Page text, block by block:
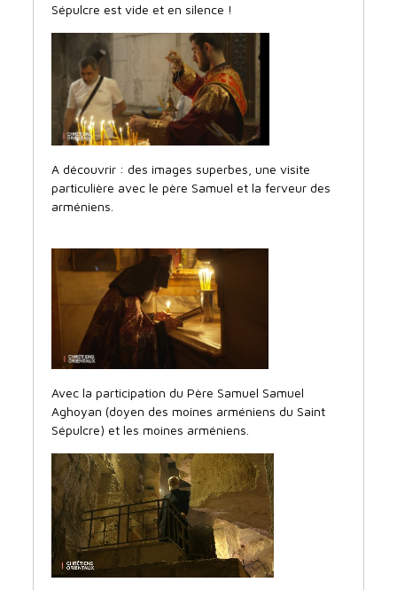
Sépulcre est vide et en silence !
A découvrir : des images superbes, une visite
particulière avec le père Samuel et la ferveur des
arméniens.
Avec la participation du Père Samuel Samuel
Aghoyan (doyen des moines arméniens du Saint
Sépulcre) et les moines arméniens.